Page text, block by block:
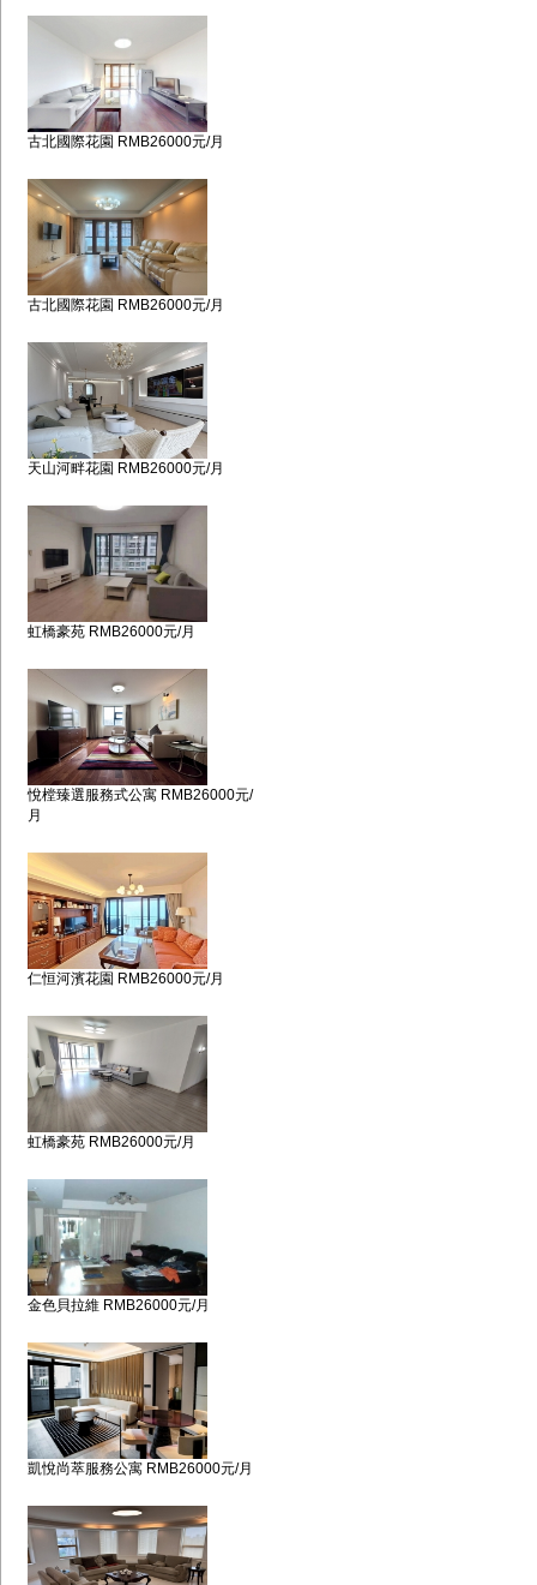
古北國際花園 RMB26000元/月
古北國際花園 RMB26000元/月
天山河畔花園 RMB26000元/月
虹橋豪苑 RMB26000元/月
悅樘臻選服務式公寓 RMB26000元/
月
仁恒河濱花園 RMB26000元/月
虹橋豪苑 RMB26000元/月
金色貝拉維 RMB26000元/月
凱悅尚萃服務公寓 RMB26000元/月